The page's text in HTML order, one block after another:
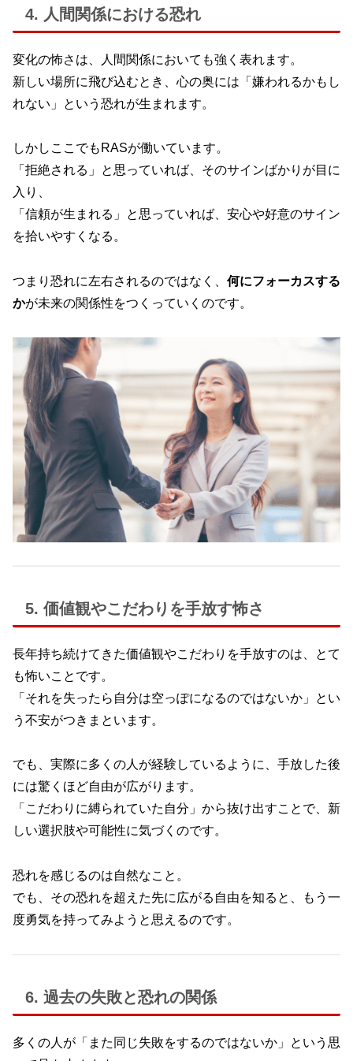
4. 人間関係における恐れ
変化の怖さは、人間関係においても強く表れます。
新しい場所に飛び込むとき、心の奥には「嫌われるかもし
れない」という恐れが生まれます。
しかしここでもRASが働いています。
「拒絶される」と思っていれば、そのサインばかりが目に
入り、
「信頼が生まれる」と思っていれば、安心や好意のサイン
を拾いやすくなる。
つまり恐れに左右されるのではなく、 何にフォーカスする
かが未来の関係性をつくっていくのです。
5. 価値観やこだわりを手放す怖さ
長年持ち続けてきた価値観やこだわりを手放すのは、とて
も怖いことです。
「それを失ったら自分は空っぽになるのではないか」とい
う不安がつきまといます。
でも、実際に多くの人が経験しているように、手放した後
には驚くほど自由が広がります。
「こだわりに縛られていた自分」から抜け出すことで、新
しい選択肢や可能性に気づくのです。
恐れを感じるのは自然なこと。
でも、その恐れを超えた先に広がる自由を知ると、もう一
度勇気を持ってみようと思えるのです。
6. 過去の失敗と恐れの関係
多くの人が「また同じ失敗をするのではないか」という思